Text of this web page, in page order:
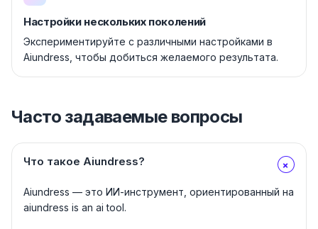
Настройки нескольких поколений
Экспериментируйте с различными настройками в
Aiundress, чтобы добиться желаемого результата.
Часто задаваемые вопросы
Что такое Aiundress? +
Aiundress — это ИИ-инструмент, ориентированный на
aiundress is an ai tool.